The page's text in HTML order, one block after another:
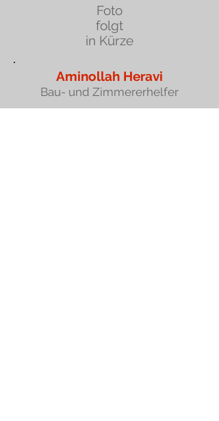
Foto
folgt
in Kürze
Aminollah Heravi
Bau- und Zimmererhelfer